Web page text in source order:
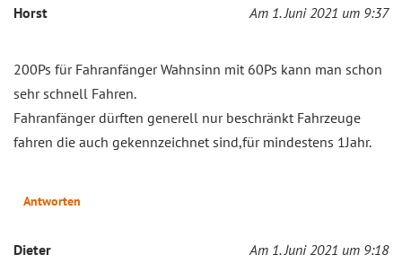
Horst Am 1. Juni 2021 um 9:37
200Ps für Fahranfänger Wahnsinn mit 60Ps kann man schon
sehr schnell Fahren.
Fahranfänger dürften generell nur beschränkt Fahrzeuge
fahren die auch gekennzeichnet sind,für mindestens 1Jahr.
Antworten
Dieter Am 1. Juni 2021 um 9:18